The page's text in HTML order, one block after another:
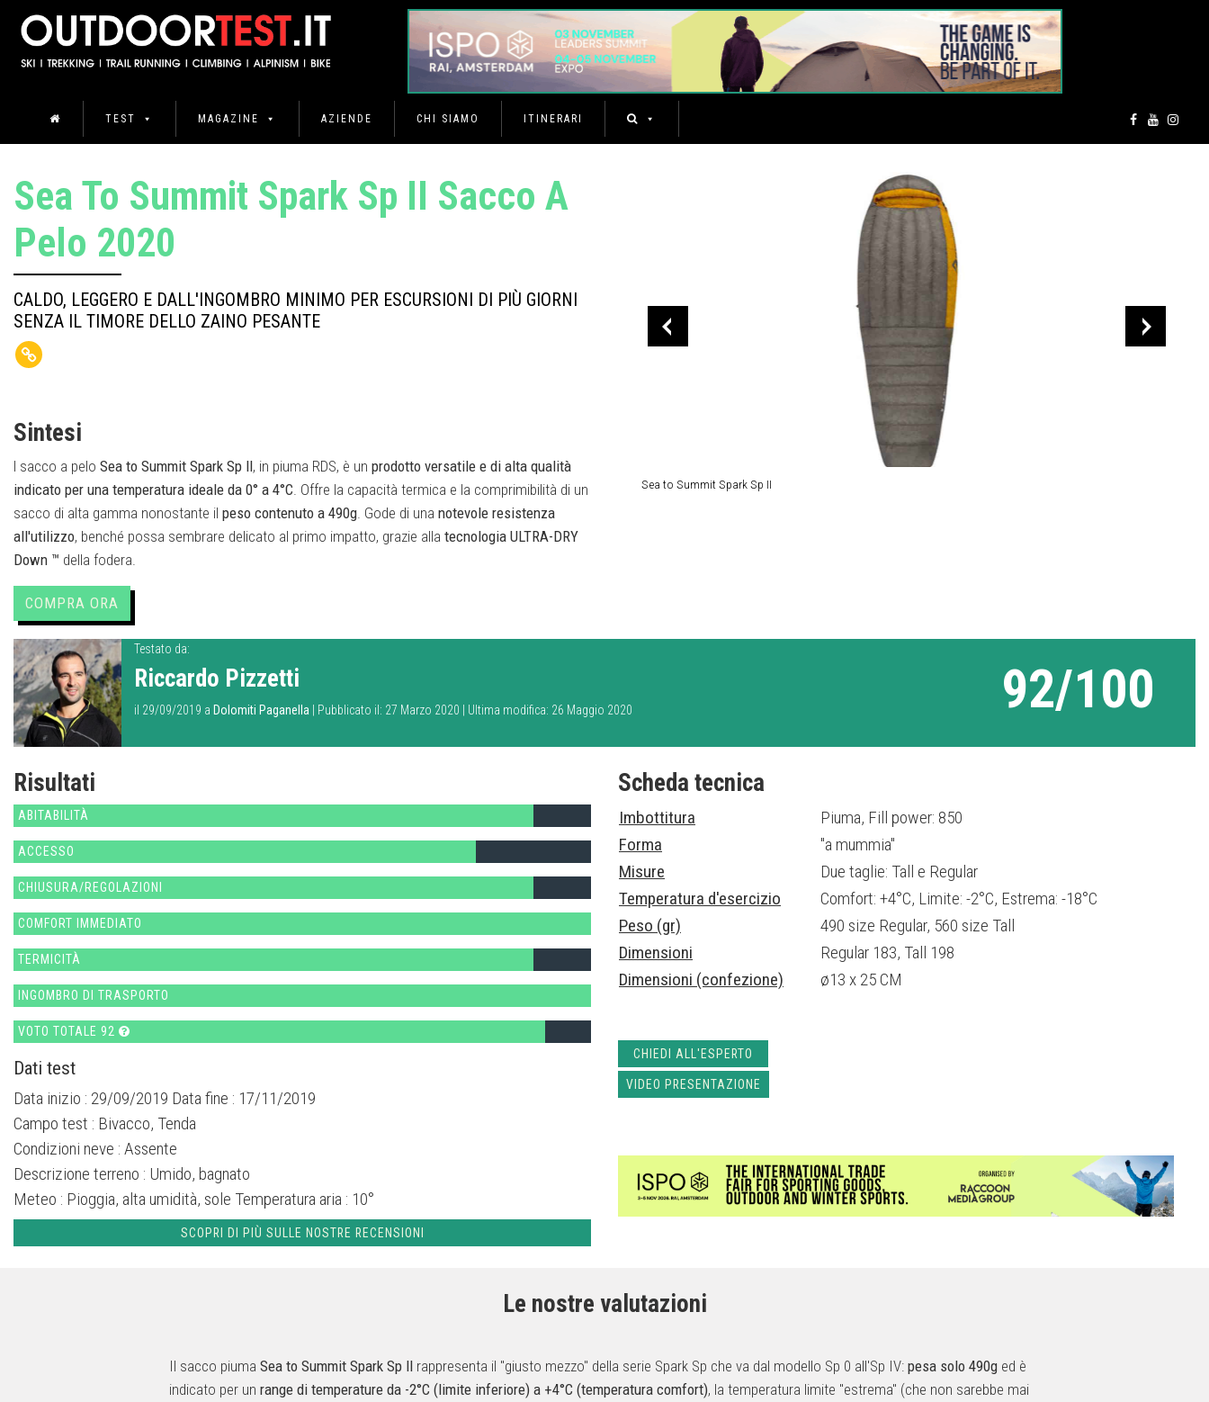
TEST MAGAZINE AZIENDE CHI SIAMO ITINERARI
Sea to Summit Spark Sp II
Sea To Summit Spark Sp II Sacco A
Pelo 2020
CALDO, LEGGERO E DALL'INGOMBRO MINIMO PER ESCURSIONI DI PIÙ GIORNI
SENZA IL TIMORE DELLO ZAINO PESANTE
Sintesi
l sacco a pelo Sea to Summit Spark Sp II, in piuma RDS, è un prodotto versatile e di alta qualità
indicato per una temperatura ideale da 0° a 4°C . Offre la capacità termica e la comprimibilità di un
sacco di alta gamma nonostante il peso contenuto a 490g . Gode di una notevole resistenza
all'utilizzo, benché possa sembrare delicato al primo impatto, grazie alla tecnologia ULTRA-DRY
Down ™ della fodera.
COMPRA ORA
Testato da:
Riccardo Pizzetti
il 29/09/2019 a Dolomiti Paganella | Pubblicato il: 27 Marzo 2020 | Ultima modifica: 26 Maggio 2020 92/100
Risultati
ABITABILITÀ
ACCESSO
CHIUSURA/REGOLAZIONI
COMFORT IMMEDIATO
TERMICITÀ
INGOMBRO DI TRASPORTO
VOTO TOTALE 92
Dati test
Data inizio : 29/09/2019 Data fine : 17/11/2019
Campo test : Bivacco, Tenda
Condizioni neve : Assente
Descrizione terreno : Umido, bagnato
Meteo : Pioggia, alta umidità, sole Temperatura aria : 10°
SCOPRI DI PIÙ SULLE NOSTRE RECENSIONI
Scheda tecnica
Imbottitura
Piuma, Fill power: 850
Forma
"a mummia"
Misure
Due taglie: Tall e Regular
Temperatura d'esercizio
Comfort: +4°C, Limite: -2°C, Estrema: -18°C
Peso (gr)
490 size Regular, 560 size Tall
Dimensioni
Regular 183, Tall 198
Dimensioni (confezione)
ø13 x 25 CM
CHIEDI ALL'ESPERTO
VIDEO PRESENTAZIONE
Le nostre valutazioni
Il sacco piuma Sea to Summit Spark Sp II rappresenta il "giusto mezzo" della serie Spark Sp che va dal modello Sp 0 all'Sp IV: pesa solo 490g ed è
indicato per un range di temperature da -2°C (limite inferiore) a +4°C (temperatura comfort), la temperatura limite "estrema" (che non sarebbe mai